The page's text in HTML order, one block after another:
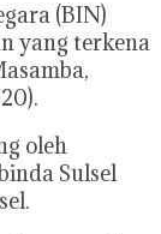
(BIN)
yang terkena
oleh
Sulsel